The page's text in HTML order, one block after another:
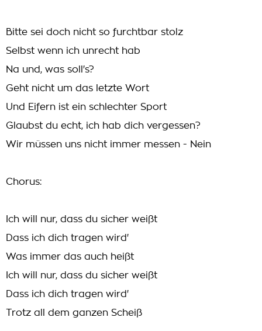
Bitte sei doch nicht so furchtbar stolz
Selbst wenn ich unrecht hab
Na und, was soll's?
Geht nicht um das letzte Wort
Und Eifern ist ein schlechter Sport
Glaubst du echt, ich hab dich vergessen?
Wir müssen uns nicht immer messen - Nein
Chorus:
Ich will nur, dass du sicher weißt
Dass ich dich tragen wird'
Was immer das auch heißt
Ich will nur, dass du sicher weißt
Dass ich dich tragen wird'
Trotz all dem ganzen Scheiß